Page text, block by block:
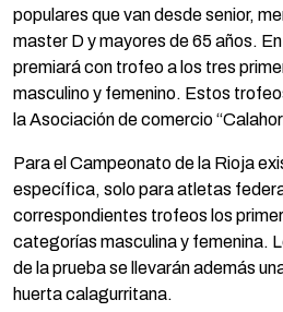
populares que van desde senior,
master D y mayores de 65 años.
premiará con trofeo a los tres
masculino y femenino. Estos
la Asociación de comercio
Para el Campeonato de la Rioja
específica, solo para atletas
correspondientes trofeos los
categorías masculina y femenina.
de la prueba se llevarán además
huerta calagurritana.